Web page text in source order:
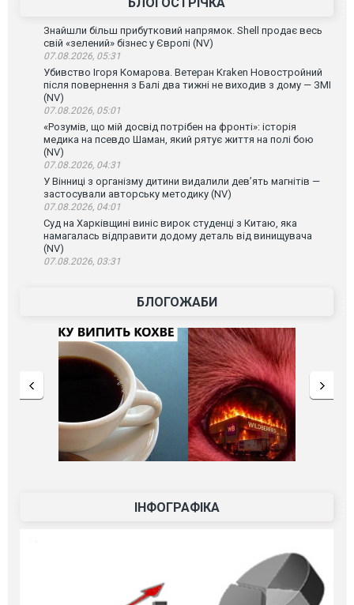
Знайшли більш прибутковий напрямок. Shell продає весь
свій «зелений» бізнес у Європі (NV)
07.08.2026, 05:31
Убивство Ігоря Комарова. Ветеран Kraken Новостройний
після повернення з Балі два тижні не виходив з дому — ЗМІ
(NV)
07.08.2026, 05:01
«Розумів, що мій досвід потрібен на фронті»: історія
медика на псевдо Шаман, який рятує життя на полі бою
(NV)
07.08.2026, 04:31
У Вінниці з організму дитини видалили дев’ять магнітів —
застосували авторську методику (NV)
07.08.2026, 04:01
Суд на Харківщині виніс вирок студенці з Китаю, яка
намагалась відправити додому деталь від винищувача
(NV)
07.08.2026, 03:31
БЛОГОЖАБИ
ІНФОГРАФІКА